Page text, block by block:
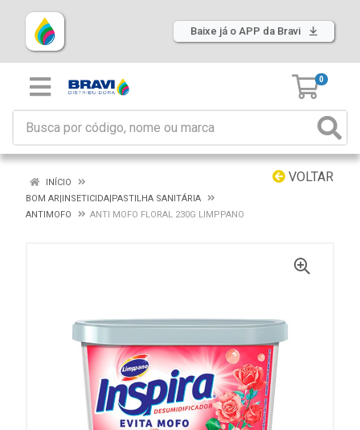
Baixe já o APP da Bravi
0
VOLTAR
INÍCIO
BOM AR|INSETICIDA|PASTILHA SANITÁRIA
ANTIMOFO
ANTI MOFO FLORAL 230G LIMPPANO